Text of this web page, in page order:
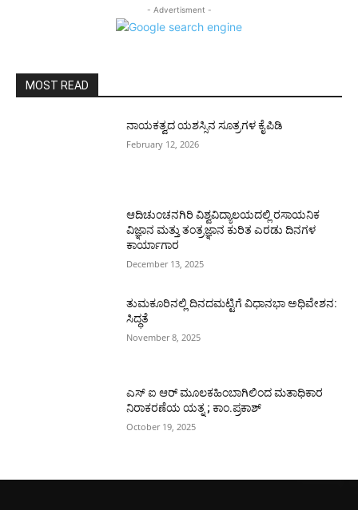
- Advertisment -
MOST READ
ನಾಯಕತ್ವದ ಯಶಸ್ಸಿನ ಸೂತ್ರಗಳ ಕೈಪಿಡಿ
February 12, 2026
ಆದಿಚುಂಚನಗಿರಿ ವಿಶ್ವವಿದ್ಯಾಲಯದಲ್ಲಿ ರಸಾಯನಿಕ
ವಿಜ್ಞಾನ ಮತ್ತು ತಂತ್ರಜ್ಞಾನ ಕುರಿತ ಎರಡು ದಿನಗಳ
ಕಾರ್ಯಾಗಾರ
December 13, 2025
ತುಮಕೂರಿನಲ್ಲಿ ದಿನದಮಟ್ಟಿಗೆ ವಿಧಾನಭಾ ಅಧಿವೇಶನ:
ಸಿದ್ಧತೆ
November 8, 2025
ಎಸ್ ಐ ಆರ್ ಮೂಲಕಹಿಂಬಾಗಿಲಿಂದ ಮತಾಧಿಕಾರ
ನಿರಾಕರಣೆಯ ಯತ್ನ ; ಕಾಂ.ಪ್ರಕಾಶ್
October 19, 2025